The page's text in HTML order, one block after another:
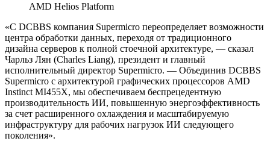
AMD Helios Platform
«С DCBBS компания Supermicro переопределяет возможности
центра обработки данных, переходя от традиционного
дизайна серверов к полной стоечной архитектуре, — сказал
Чарльз Лян (Charles Liang), президент и главный
исполнительный директор Supermicro. — Объединив DCBBS
Supermicro с архитектурой графических процессоров AMD
Instinct MI455X, мы обеспечиваем беспрецедентную
производительность ИИ, повышенную энергоэффективность
за счет расширенного охлаждения и масштабируемую
инфраструктуру для рабочих нагрузок ИИ следующего
поколения».